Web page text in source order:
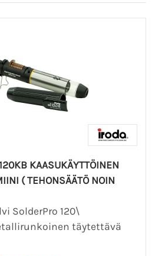
KAASUKÄYTTÖINEN
( TEHONSÄÄTÖ NOIN
SolderPro 120\
täytettävä